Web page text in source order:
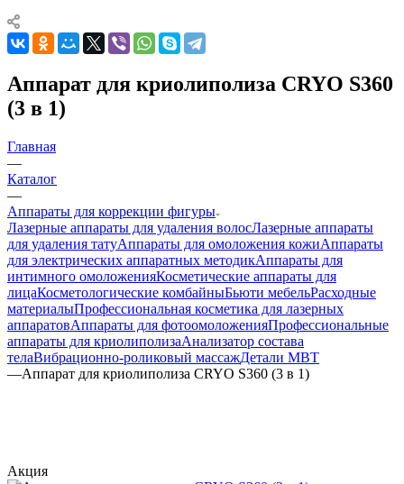
Аппарат для криолиполиза CRYO S360
(3 в 1)
Главная
—
Каталог
—
Аппараты для коррекции фигуры
Лазерные аппараты для удаления волосЛазерные аппараты
для удаления татуАппараты для омоложения кожиАппараты
для электрических аппаратных методикАппараты для
интимного омоложенияКосметические аппараты для
лицаКосметологические комбайныБьюти мебельРасходные
материалыПрофессиональная косметика для лазерных
аппаратовАппараты для фотоомоложенияПрофессиональные
аппараты для криолиполизаАнализатор состава
телаВибрационно-роликовый массажДетали MBT
—Аппарат для криолиполиза CRYO S360 (3 в 1)
Акция